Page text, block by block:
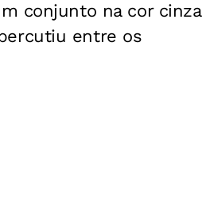
conjunto na cor cinza
entre os